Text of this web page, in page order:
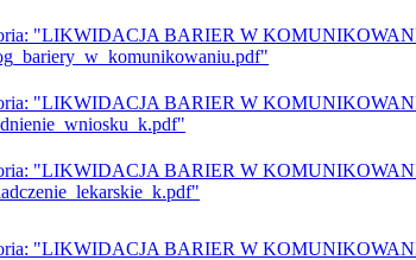
"LIKWIDACJA BARIER W
"LIKWIDACJA BARIER W
"LIKWIDACJA BARIER W
"LIKWIDACJA BARIER W